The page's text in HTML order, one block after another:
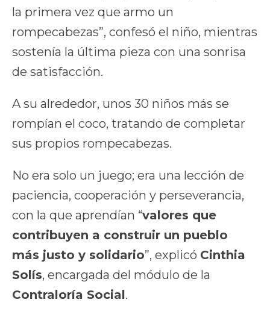
la primera vez que armo un
rompecabezas”, confesó el niño, mientras
sostenía la última pieza con una sonrisa
de satisfacción.
A su alrededor, unos 30 niños más se
rompían el coco, tratando de completar
sus propios rompecabezas.
No era solo un juego; era una lección de
paciencia, cooperación y perseverancia,
con la que aprendían “valores que
contribuyen a construir un pueblo
más justo y solidario”, explicó Cinthia
Solís, encargada del módulo de la
Contraloría Social.